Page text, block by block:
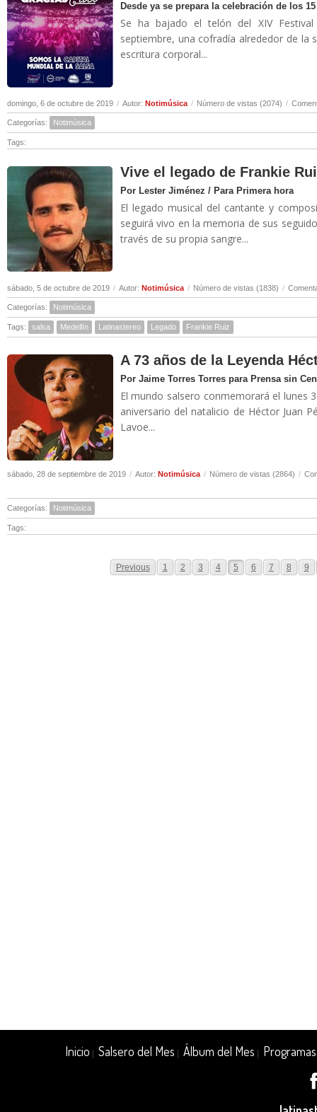
Desde ya se prepara la celebración de los
Se ha bajado el telón del XIV
septiembre, una cofradía alrededor de la
escritura corporal...
domingo, 6 de octubre de 2019 / Autor: Notimúsica / Número de vistas (2074) /
Categorías: Notimúsica
Tags:
Vive el legado de Frankie
Por Lester Jiménez / Para Primera hora
El legado musical del cantante y
seguirá vivo en la memoria de sus
través de su propia sangre...
sábado, 5 de octubre de 2019 / Autor: Notimúsica / Número de vistas (1838) /
Categorías: Notimúsica
Tags: salsa Medellín Latinastereo Legado Frankie Ruiz
A 73 años de la Leyenda
Por Jaime Torres Torres para Prensa sin
El mundo salsero conmemorará el lunes
aniversario del natalicio de Héctor Juan
Lavoe...
sábado, 28 de septiembre de 2019 / Autor: Notimúsica / Número de vistas (2864) /
Categorías: Notimúsica
Tags:
Previous 1 2 3 4 5 6 7 8 9
Inicio |Salsero del Mes |Álbum del Mes Programas